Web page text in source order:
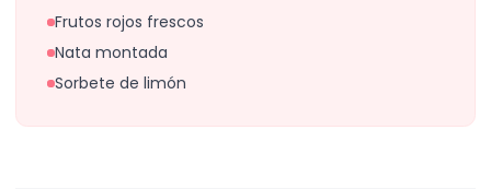
Frutos rojos frescos
Nata montada
Sorbete de limón